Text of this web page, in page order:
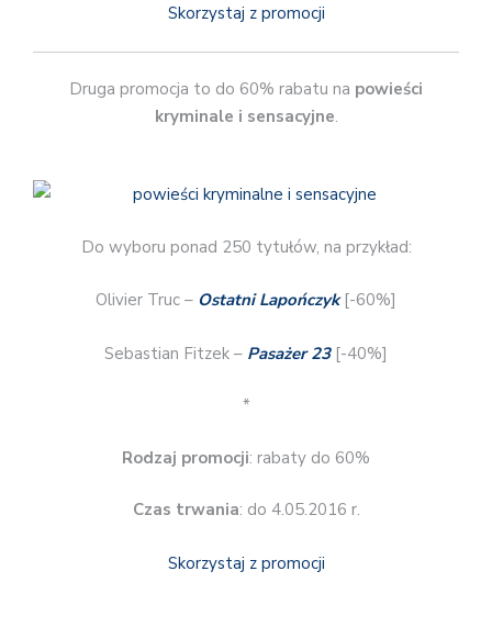
Skorzystaj z promocji
Druga promocja to do 60% rabatu na powieści
kryminale i sensacyjne.
Do wyboru ponad 250 tytułów, na przykład:
Olivier Truc – Ostatni Lapończyk[-60%]
Sebastian Fitzek – Pasażer 23[-40%]
*
Rodzaj promocji: rabaty do 60%
Czas trwania: do 4.05.2016 r.
Skorzystaj z promocji